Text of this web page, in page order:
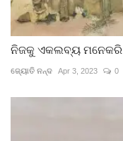
ନିଜକୁ ଏକଲବ୍ୟ ମନେକରି
ଜ୍ୟୋତି ନନ୍ଦ Apr 3, 2023 0